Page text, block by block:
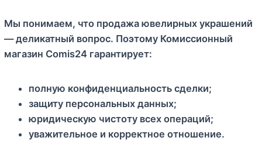
Мы понимаем, что продажа ювелирных украшений
— деликатный вопрос. Поэтому Комиссионный
магазин Comis24 гарантирует:
полную конфиденциальность сделки;
защиту персональных данных;
юридическую чистоту всех операций;
уважительное и корректное отношение.